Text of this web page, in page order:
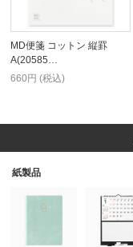
MD便箋 コットン 縦罫
A(20585…
660円 (税込)
紙製品